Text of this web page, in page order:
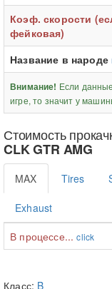
Коэф. скорости
фейковая)
Название в народе
Внимание! Если
игре, то значит у
Стоимость
CLK GTR AMG
MAX Tires
Exhaust
В процессе...click
Класс: B